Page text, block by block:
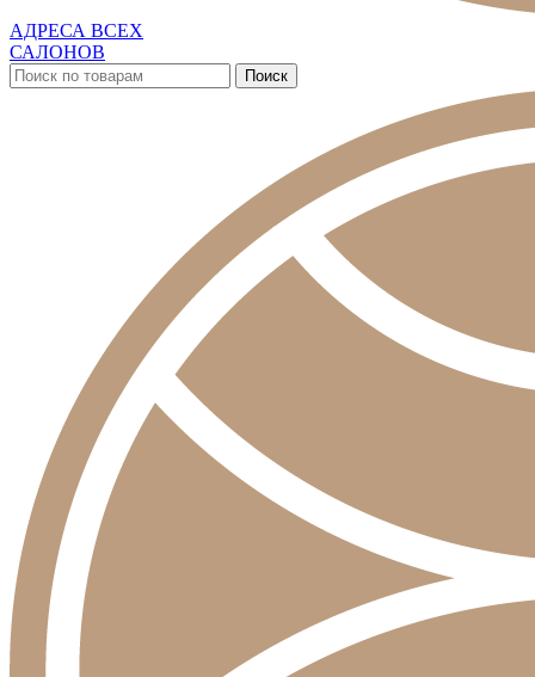
АДРЕСА ВСЕХ
САЛОНОВ